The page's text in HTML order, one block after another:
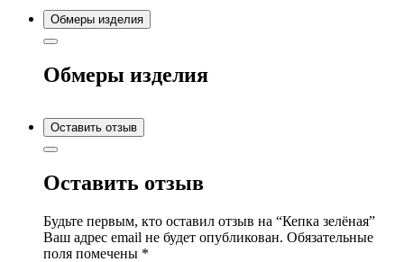
Обмеры изделия
Обмеры изделия
Оставить отзыв
Оставить отзыв
Будьте первым, кто оставил отзыв на “Кепка зелёная”
Ваш адрес email не будет опубликован. Обязательные
поля помечены *